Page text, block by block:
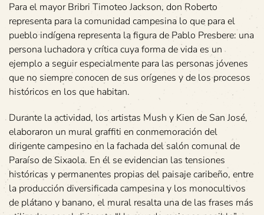
Para el mayor Bribri Timoteo Jackson, don Roberto
representa para la comunidad campesina lo que para el
pueblo indígena representa la figura de Pablo Presbere: una
persona luchadora y crítica cuya forma de vida es un
ejemplo a seguir especialmente para las personas jóvenes
que no siempre conocen de sus orígenes y de los procesos
históricos en los que habitan.
Durante la actividad, los artistas Mush y Kien de San José,
elaboraron un mural graffiti en conmemoración del
dirigente campesino en la fachada del salón comunal de
Paraíso de Sixaola. En él se evidencian las tensiones
históricas y permanentes propias del paisaje caribeño, entre
la producción diversificada campesina y los monocultivos
de plátano y banano, el mural resalta una de las frases más